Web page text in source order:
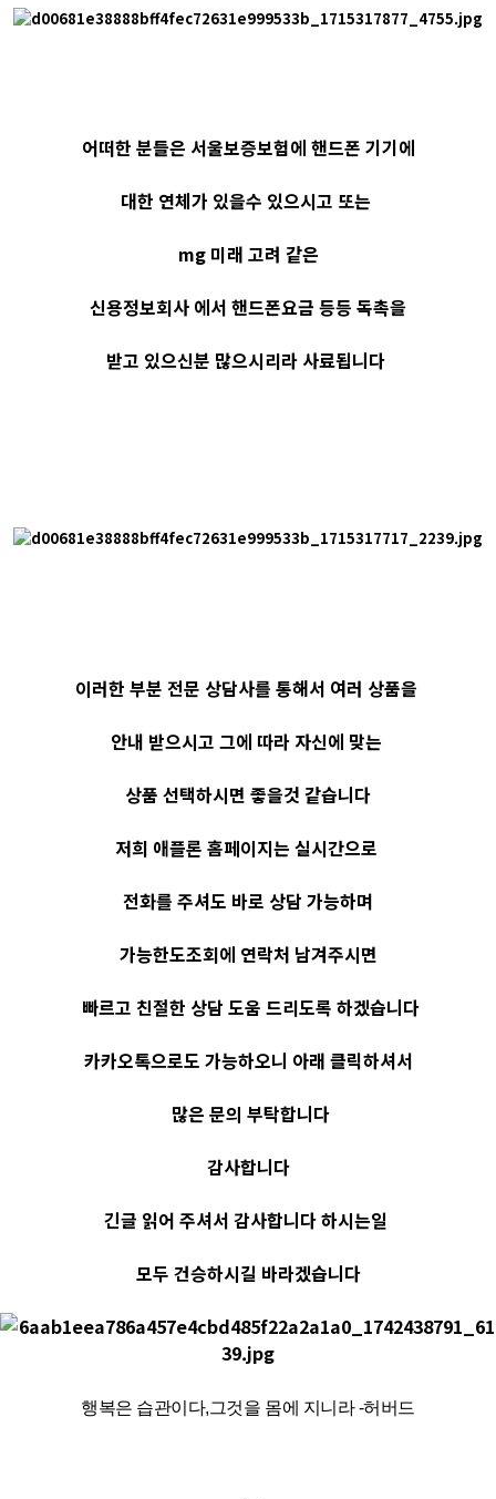
어떠한 분들은 서울보증보험에 핸드폰 기기에
대한 연체가 있을수 있으시고 또는
mg 미래 고려 같은
신용정보회사 에서 핸드폰요금 등등 독촉을
받고 있으신분 많으시리라 사료됩니다
이러한 부분 전문 상담사를 통해서 여러 상품을
안내 받으시고 그에 따라 자신에 맞는
상품 선택하시면 좋을것 같습니다
저희 애플론 홈페이지는 실시간으로
전화를 주셔도 바로 상담 가능하며
가능한도조회에 연락처 남겨주시면
빠르고 친절한 상담 도움 드리도록 하겠습니다
카카오톡으로도 가능하오니 아래 클릭하셔서
많은 문의 부탁합니다
감사합니다
긴글 읽어 주셔서 감사합니다 하시는일
모두 건승하시길 바라겠습니다
행복은 습관이다,그것을 몸에 지니라 -허버드